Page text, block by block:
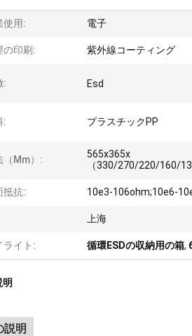
使用: 電子
の印刷: 紫外線コーティング
: Esd
: プラスチックPP
（mm）:
565x365x
（330/270/220/160/
抵抗: 10e3-106ohm;10e6-
上海
ライト: 循環ESDの収納用の箱,
説明